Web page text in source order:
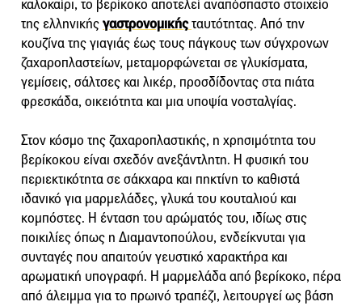
καλοκαίρι, το βερίκοκο αποτελεί αναπόσπαστο στοιχείο
της ελληνικήςγαστρονομικήςταυτότητας. Από την
κουζίνα της γιαγιάς έως τους πάγκους των σύγχρονων
ζαχαροπλαστείων, μεταμορφώνεται σε γλυκίσματα,
γεμίσεις, σάλτσες και λικέρ, προσδίδοντας στα πιάτα
φρεσκάδα, οικειότητα και μια υποψία νοσταλγίας.
Στον κόσμο της ζαχαροπλαστικής, η χρησιμότητα του
βερίκοκου είναι σχεδόν ανεξάντλητη. Η φυσική του
περιεκτικότητα σε σάκχαρα και πηκτίνη το καθιστά
ιδανικό για μαρμελάδες, γλυκά του κουταλιού και
κομπόστες. Η ένταση του αρώματός του, ιδίως στις
ποικιλίες όπως η Διαμαντοπούλου, ενδείκνυται για
συνταγές που απαιτούν γευστικό χαρακτήρα και
αρωματική υπογραφή. Η μαρμελάδα από βερίκοκο, πέρα
από άλειμμα για το πρωινό τραπέζι, λειτουργεί ως βάση